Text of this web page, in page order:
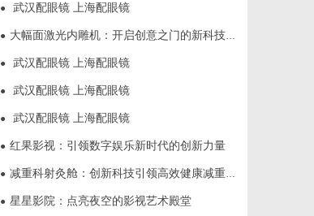
● 武汉配眼镜 上海配眼镜
● 大幅面激光内雕机：开启创意之门的新科技利器
● 武汉配眼镜 上海配眼镜
● 武汉配眼镜 上海配眼镜
● 武汉配眼镜 上海配眼镜
● 红果影视：引领数字娱乐新时代的创新力量
● 减重科射灸舱：创新科技引领高效健康减重新时代
● 星星影院：点亮夜空的影视艺术殿堂